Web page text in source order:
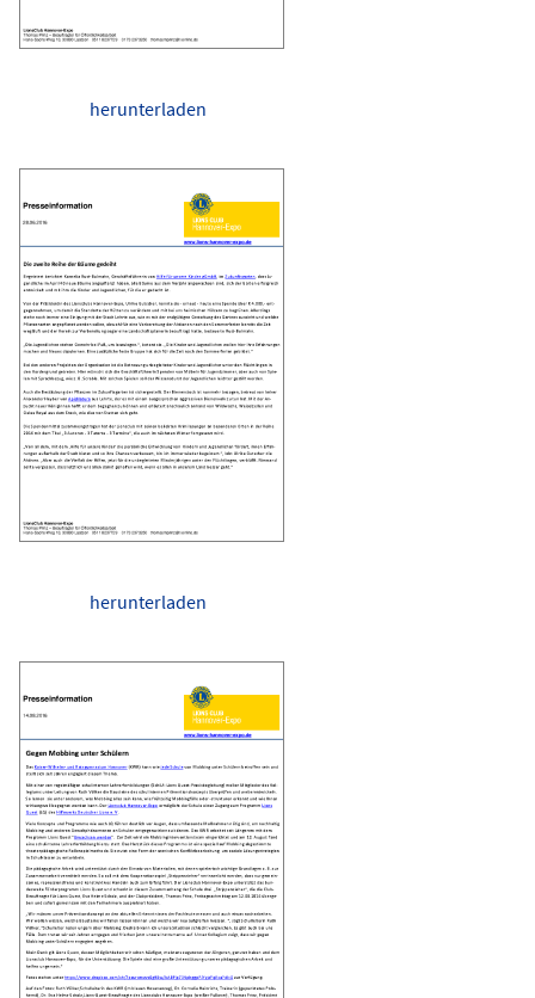
herunterladen
herunterladen